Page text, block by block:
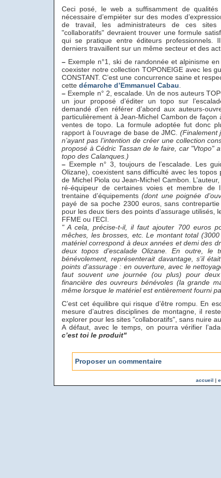
Ceci posé, le web a suffisamment de qualités
nécessaire d’empiéter sur des modes
de travail, les administrateurs de ces sites
"collaboratifs" devraient trouver une formule
qui se pratique entre éditeurs professionnels.
derniers travaillent sur un même secteur et des
– Exemple n°1, ski de randonnée et alpinisme
coexister notre collection TOPONEIGE avec les
CONSTANT. C’est une concurrence saine et
cette démarche d’Emmanuel Cabau
– Exemple n° 2, escalade. Un de nos auteurs
un jour proposé d’éditer un topo sur
demandé d’en référer d’abord aux auteurs-
particulièrement à Jean-Michel Cambon de
ventes de topo. La formule adoptée fut donc
rapport à l’ouvrage de base de JMC. (Finalement
n’ayant pas l’intention de créer une collection
proposé à Cédric Tassan de le faire, car "Vtopo"
topo des Calanques.)
– Exemple n° 3, toujours de l’escalade. Les
Olizane), coexistent sans difficulté avec les topos
de Michel Piola ou Jean-Michel Cambon.
ré-équipeur de certaines voies et membre de
trentaine d’équipements (dont une poignée
payé de sa poche 2300 euros, sans
pour les deux tiers des points d’assurage utilisés,
FFME ou l’ECI.
" A cela, précise-t-il, il faut ajouter 700 euros
mêches, les brosses, etc. Le montant total
matériel correspond à deux années et demi des
deux topos d’escalade Olizane. En outre, le
bénévolement, représenterait davantage, s’il
points d’assurage : en ouverture, avec le
faut souvent une journée (ou plus) pour
financière des ouvreurs bénévoles (la grande
même lorsque le matériel est entièrement fourni
C’est cet équilibre qui risque d’être rompu. En
mesure d’autres disciplines de montagne, il
explorer pour les sites "collaboratifs", sans nuire
A défaut, avec le temps, on pourra vérifier
c’est toi le produit"
Proposer un commentaire
accueil |